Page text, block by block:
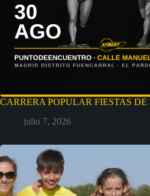
CARRERA POPULAR FIESTAS DE
julio 7, 2026